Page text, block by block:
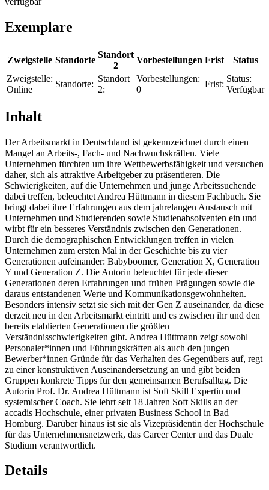
Exemplare
Zweigstelle Standorte
Standort
2
Vorbestellungen Frist
Status
Zweigstelle:
Online
Standorte:
Standort
2:
Vorbestellungen:
0
Frist:
Status:
Verfügbar
Inhalt
Der Arbeitsmarkt in Deutschland ist gekennzeichnet durch einen
Mangel an Arbeits-, Fach- und Nachwuchskräften. Viele
Unternehmen fürchten um ihre Wettbewerbsfähigkeit und versuchen
daher, sich als attraktive Arbeitgeber zu präsentieren. Die
Schwierigkeiten, auf die Unternehmen und junge Arbeitssuchende
dabei treffen, beleuchtet Andrea Hüttmann in diesem Fachbuch. Sie
bringt dabei ihre Erfahrungen aus dem jahrelangen Austausch mit
Unternehmen und Studierenden sowie Studienabsolventen ein und
wirbt für ein besseres Verständnis zwischen den Generationen.
Durch die demographischen Entwicklungen treffen in vielen
Unternehmen zum ersten Mal in der Geschichte bis zu vier
Generationen aufeinander: Babyboomer, Generation X, Generation
Y und Generation Z. Die Autorin beleuchtet für jede dieser
Generationen deren Erfahrungen und frühen Prägungen sowie die
daraus entstandenen Werte und Kommunikationsgewohnheiten.
Besonders intensiv setzt sie sich mit der Gen Z auseinander, da diese
derzeit neu in den Arbeitsmarkt eintritt und es zwischen ihr und den
bereits etablierten Generationen die größten
Verständnisschwierigkeiten gibt. Andrea Hüttmann zeigt sowohl
Personaler*innen und Führungskräften als auch den jungen
Bewerber*innen Gründe für das Verhalten des Gegenübers auf, regt
zu einer konstruktiven Auseinandersetzung an und gibt beiden
Gruppen konkrete Tipps für den gemeinsamen Berufsalltag. Die
Autorin Prof. Dr. Andrea Hüttmann ist Soft Skill Expertin und
systemischer Coach. Sie lehrt seit 18 Jahren Soft Skills an der
accadis Hochschule, einer privaten Business School in Bad
Homburg. Darüber hinaus ist sie als Vizepräsidentin der Hochschule
für das Unternehmensnetzwerk, das Career Center und das Duale
Studium verantwortlich.
Details